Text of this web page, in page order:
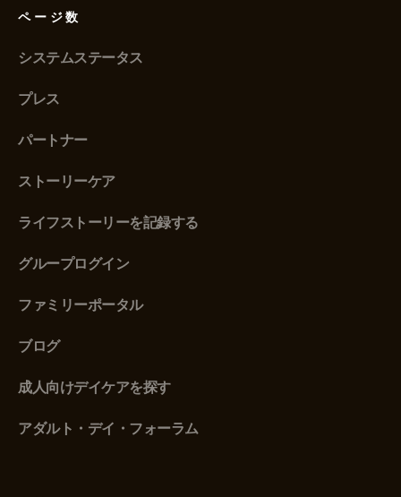
ページ数
システムステータス
プレス
パートナー
ストーリーケア
ライフストーリーを記録する
グループログイン
ファミリーポータル
ブログ
成人向けデイケアを探す
アダルト・デイ・フォーラム